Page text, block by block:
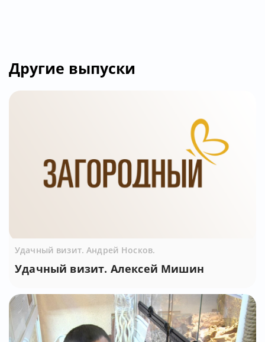
Другие выпуски
Удачный визит. Андрей Носков.
Удачный визит. Алексей Мишин